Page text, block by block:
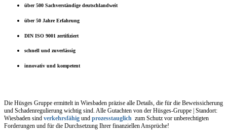
über 500 Sachverständige deutschlandweit
über 50 Jahre Erfahrung
DIN ISO 9001 zertifiziert
schnell und zuverlässig
innovativ und kompetent
Die Hüsges Gruppe ermittelt in Wiesbaden präzise alle Details, die für die Beweissicherung
und Schadenregulierung wichtig sind. Alle Gutachten von der Hüsges-Gruppe | Standort:
Wiesbaden sind verkehrsfähig und prozesstauglich zum Schutz vor unberechtigten
Forderungen und für die Durchsetzung Ihrer finanziellen Ansprüche!